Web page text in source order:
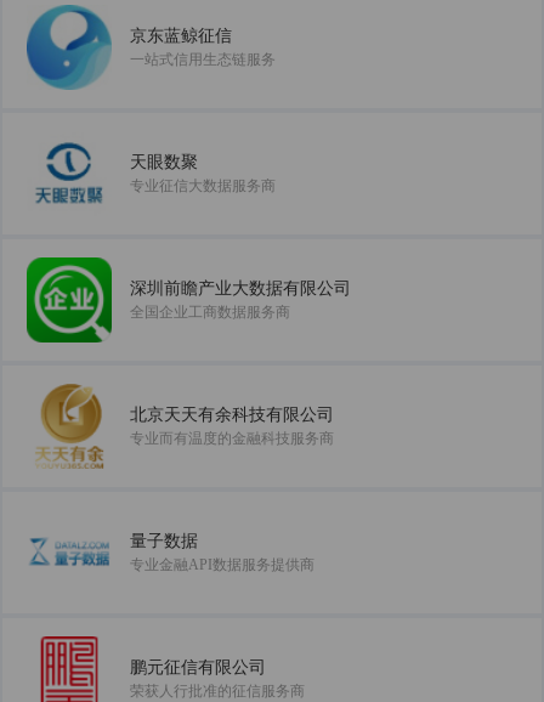
京东蓝鲸征信
一站式信用生态链服务
天眼数聚
专业征信大数据服务商
深圳前瞻产业大数据有限公司
全国企业工商数据服务商
北京天天有余科技有限公司
专业而有温度的金融科技服务商
量子数据
专业金融API数据服务提供商
鹏元征信有限公司
荣获人行批准的征信服务商